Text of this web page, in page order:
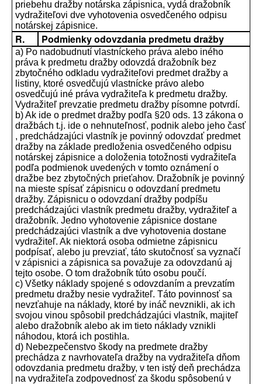
priebehu dražby notárska zápisnica, vydá dražobník
vydražiteľovi dve vyhotovenia osvedčeného odpisu
notárskej zápisnice.
R. Podmienky odovzdania predmetu dražby
a) Po nadobudnutí vlastníckeho práva alebo iného
práva k predmetu dražby odovzdá dražobník bez
zbytočného odkladu vydražiteľovi predmet dražby a
listiny, ktoré osvedčujú vlastnícke právo alebo
osvedčujú iné práva vydražiteľa k predmetu dražby.
Vydražiteľ prevzatie predmetu dražby písomne potvrdí.
b) Ak ide o predmet dražby podľa §20 ods. 13 zákona o
dražbách t.j. ide o nehnuteľnosť, podnik alebo jeho časť
, predchádzajúci vlastník je povinný odovzdať predmet
dražby na základe predloženia osvedčeného odpisu
notárskej zápisnice a doloženia totožnosti vydražiteľa
podľa podmienok uvedených v tomto oznámení o
dražbe bez zbytočných prieťahov. Dražobník je povinný
na mieste spísať zápisnicu o odovzdaní predmetu
dražby. Zápisnicu o odovzdaní dražby podpíšu
predchádzajúci vlastník predmetu dražby, vydražiteľ a
dražobník. Jedno vyhotovenie zápisnice dostane
predchádzajúci vlastník a dve vyhotovenia dostane
vydražiteľ. Ak niektorá osoba odmietne zápisnicu
podpísať, alebo ju prevziať, táto skutočnosť sa vyznačí
v zápisnici a zápisnica sa považuje za odovzdanú aj
tejto osobe. O tom dražobník túto osobu poučí.
c) Všetky náklady spojené s odovzdaním a prevzatím
predmetu dražby nesie vydražiteľ. Táto povinnosť sa
nevzťahuje na náklady, ktoré by ináč nevznikli, ak ich
svojou vinou spôsobil predchádzajúci vlastník, majiteľ
alebo dražobník alebo ak im tieto náklady vznikli
náhodou, ktorá ich postihla.
d) Nebezpečenstvo škody na predmete dražby
prechádza z navrhovateľa dražby na vydražiteľa dňom
odovzdania predmetu dražby, v ten istý deň prechádza
na vydražiteľa zodpovednosť za škodu spôsobenú v